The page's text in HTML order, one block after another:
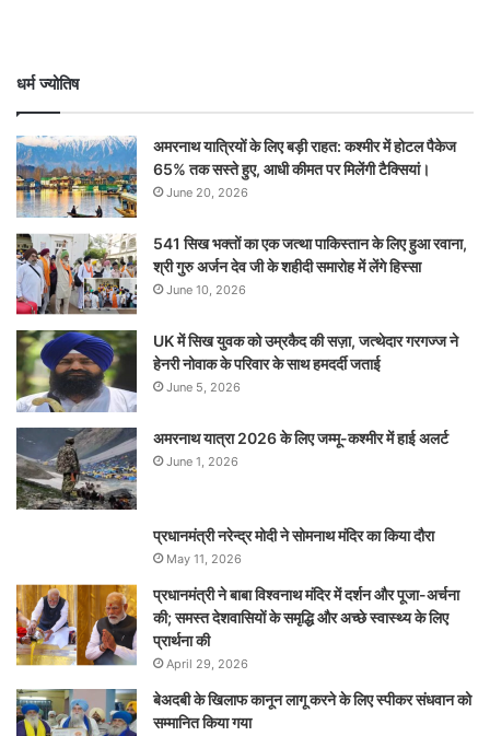
धर्म ज्योतिष
अमरनाथ यात्रियों के लिए बड़ी राहत: कश्मीर में होटल पैकेज
65% तक सस्ते हुए, आधी कीमत पर मिलेंगी टैक्सियां।
June 20, 2026
541 सिख भक्तों का एक जत्था पाकिस्तान के लिए हुआ रवाना,
श्री गुरु अर्जन देव जी के शहीदी समारोह में लेंगे हिस्सा
June 10, 2026
UK में सिख युवक को उम्रकैद की सज़ा, जत्थेदार गरगज्ज ने
हेनरी नोवाक के परिवार के साथ हमदर्दी जताई
June 5, 2026
अमरनाथ यात्रा 2026 के लिए जम्मू-कश्मीर में हाई अलर्ट
June 1, 2026
प्रधानमंत्री नरेन्‍द्र मोदी ने सोमनाथ मंदिर का किया दौरा
May 11, 2026
प्रधानमंत्री ने बाबा विश्वनाथ मंदिर में दर्शन और पूजा-अर्चना
की; समस्‍त देशवासियों के समृद्धि और अच्छे स्वास्थ्य के लिए
प्रार्थना की
April 29, 2026
बेअदबी के खिलाफ कानून लागू करने के लिए स्पीकर संधवान को
सम्मानित किया गया